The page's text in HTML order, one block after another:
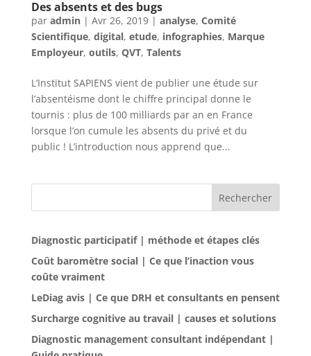
Des absents et des bugs
par admin| Avr 26, 2019| analyse, Comité
Scientifique, digital, etude, infographies, Marque
Employeur, outils, QVT, Talents
L’Institut SAPIENS vient de publier une étude sur
l’absentéisme dont le chiffre principal donne le
tournis : plus de 100 milliards par an en France
lorsque l’on cumule les absents du privé et du
public ! L’introduction nous apprend que...
Rechercher
Diagnostic participatif | méthode et étapes clés
Coût baromètre social | Ce que l’inaction vous
coûte vraiment
LeDiag avis | Ce que DRH et consultants en pensent
Surcharge cognitive au travail | causes et solutions
Diagnostic management consultant indépendant |